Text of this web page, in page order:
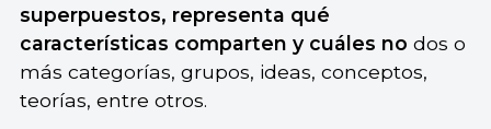
superpuestos, representa qué
características comparten y cuáles no dos o
más categorías, grupos, ideas, conceptos,
teorías, entre otros.